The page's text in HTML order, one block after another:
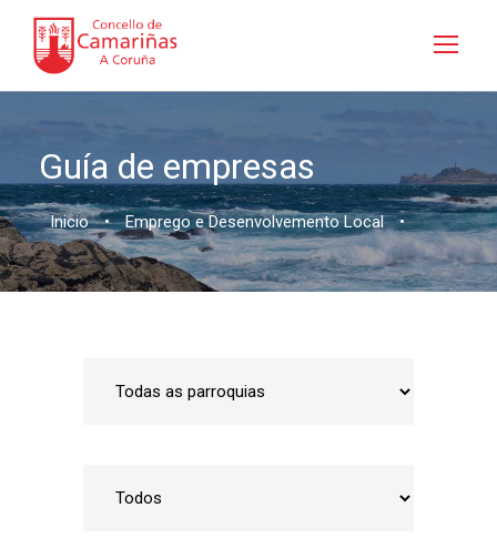
Guía de empresas
Inicio • Emprego e Desenvolvemento Local •